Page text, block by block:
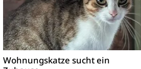
Wohnungskatze sucht ein